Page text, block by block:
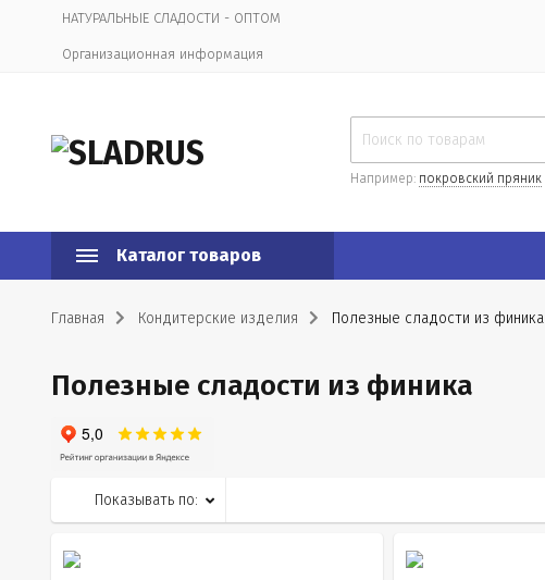
НАТУРАЛЬНЫЕ СЛАДОСТИ - ОПТОМ
Организационная информация
Например: покровский пряник
Каталог товаров
Главная Кондитерские изделия Полезные сладости из финика
Полезные сладости из финика
Показывать по: